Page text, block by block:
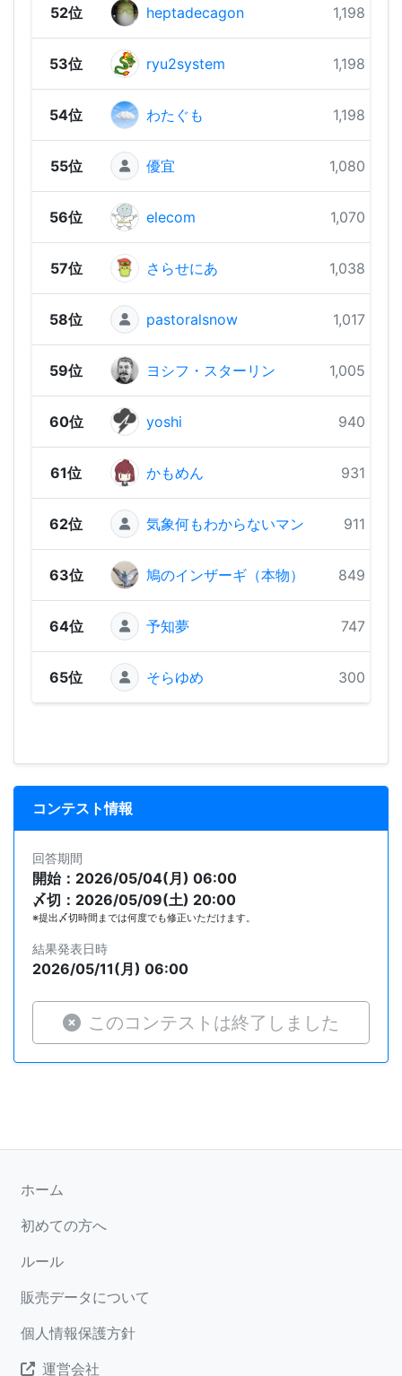
52位 heptadecagon 1,198 pts
53位 ryu2system 1,198 pts
54位 わたぐも 1,198 pts
55位 優宜 1,080 pts
56位 elecom 1,070 pts
57位 さらせにあ 1,038 pts
58位 pastoralsnow 1,017 pts
59位 ヨシフ・スターリン 1,005 pts
60位 yoshi 940 pts
61位 かもめん 931 pts
62位 気象何もわからないマン 911 pts
63位 鳩のインザーギ（本物） 849 pts
64位 予知夢 747 pts
65位 そらゆめ 300 pts
コンテスト情報
回答期間
開始：2026/05/04(月) 06:00
〆切：2026/05/09(土) 20:00
※提出〆切時間までは何度でも修正いただけます。
結果発表日時
2026/05/11(月) 06:00
このコンテストは終了しました
ホーム
初めての方へ
ルール
販売データについて
個人情報保護方針
運営会社